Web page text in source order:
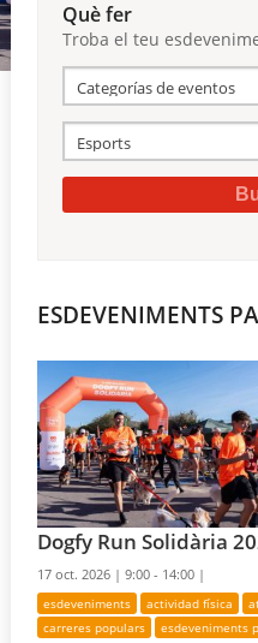
Reserves
Què fer
Troba el teu
ESDEVENIMENTS
Dogfy Run Solidària
17 oct. 2026 |9:00 - 14:00 |
esdeveniments actividad física
carreres populars
esdeveniments